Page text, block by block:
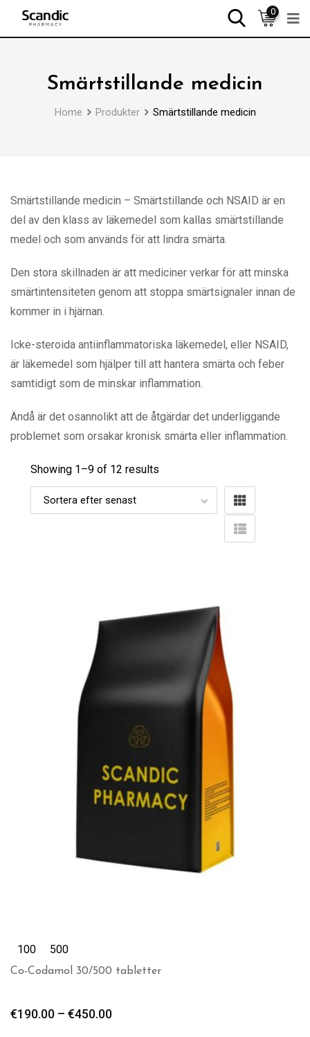
0
Smärtstillande medicin
Home Produkter Smärtstillande medicin
Smärtstillande medicin – Smärtstillande och NSAID är en
del av den klass av läkemedel som kallas smärtstillande
medel och som används för att lindra smärta.
Den stora skillnaden är att mediciner verkar för att minska
smärtintensiteten genom att stoppa smärtsignaler innan de
kommer in i hjärnan.
Icke-steroida antiinflammatoriska läkemedel, eller NSAID,
är läkemedel som hjälper till att hantera smärta och feber
samtidigt som de minskar inflammation.
Ändå är det osannolikt att de åtgärdar det underliggande
problemet som orsakar kronisk smärta eller inflammation.
Showing 1–9 of 12 results
100 500
Co-Codamol 30/500 tabletter
€190.00 – €450.00